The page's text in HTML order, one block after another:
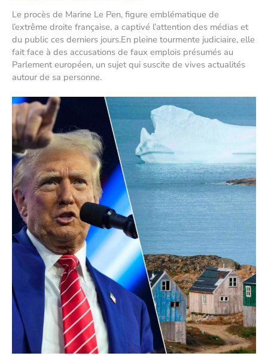
Le procès de Marine Le Pen, figure emblématique de
l’extrême droite française, a captivé l’attention des médias et
du public ces derniers jours.En pleine tourmente judiciaire, elle
fait face à des accusations de faux emplois présumés au
Parlement européen, un sujet qui suscite de vives actualités
autour de sa personne.